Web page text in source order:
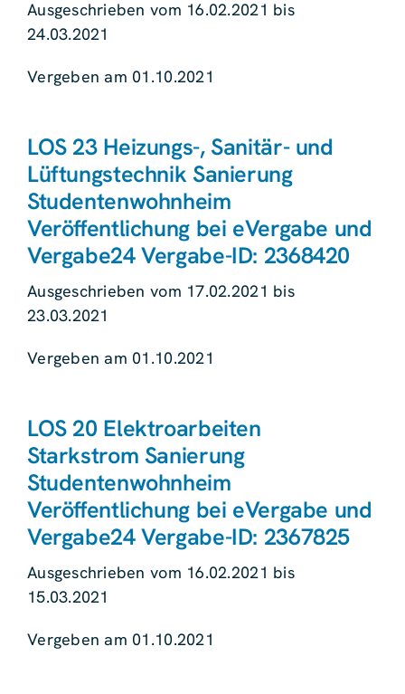
Ausgeschrieben vom 16.02.2021 bis
24.03.2021
Vergeben am 01.10.2021
LOS 23 Heizungs-, Sanitär- und
Lüftungstechnik Sanierung
Studentenwohnheim
Veröffentlichung bei eVergabe und
Vergabe24 Vergabe-ID: 2368420
Ausgeschrieben vom 17.02.2021 bis
23.03.2021
Vergeben am 01.10.2021
LOS 20 Elektroarbeiten
Starkstrom Sanierung
Studentenwohnheim
Veröffentlichung bei eVergabe und
Vergabe24 Vergabe-ID: 2367825
Ausgeschrieben vom 16.02.2021 bis
15.03.2021
Vergeben am 01.10.2021